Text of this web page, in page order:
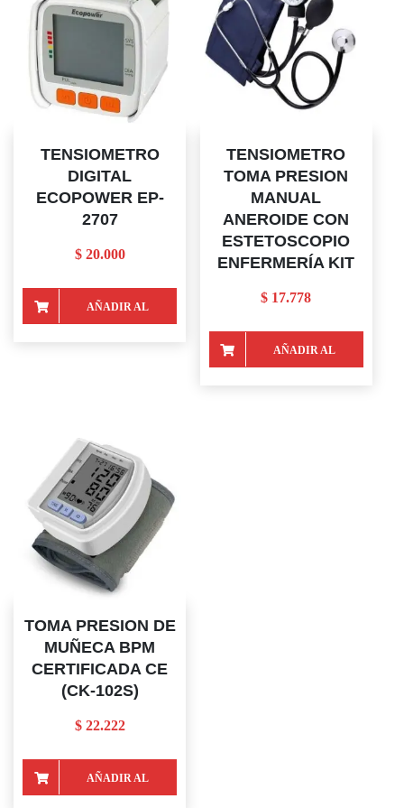
TENSIOMETRO
DIGITAL
ECOPOWER EP-
2707
$20.000
AÑADIR AL
TENSIOMETRO
TOMA PRESION
MANUAL
ANEROIDE CON
ESTETOSCOPIO
ENFERMERÍA KIT
$ 17.778
AÑADIR AL
TOMA PRESION DE
MUÑECA BPM
CERTIFICADA CE
(CK-102S)
$22.222
AÑADIR AL